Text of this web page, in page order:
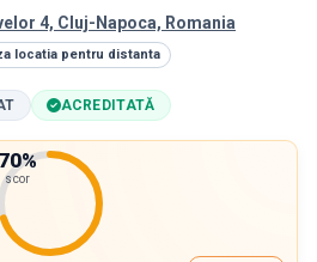
4, Cluj-Napoca, Romania
locatia pentru distanta
ACREDITATĂ
70%
scor